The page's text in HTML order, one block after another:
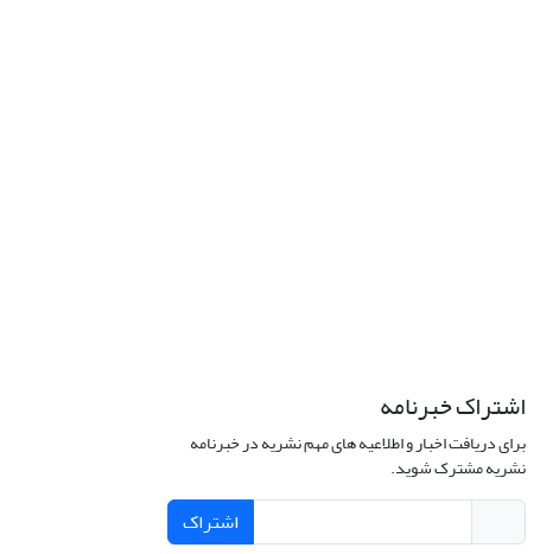
اشتراک خبرنامه
برای دریافت اخبار و اطلاعیه های مهم نشریه در خبرنامه
نشریه مشترک شوید.
اشتراک